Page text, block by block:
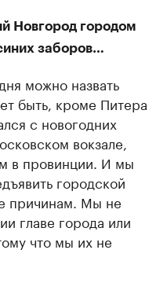
Новгород городом
заборов…
можно назвать
быть, кроме Питера
с новогодних
вокзале,
в провинции. И мы
городской
причинам. Мы не
главе города или
что мы их не